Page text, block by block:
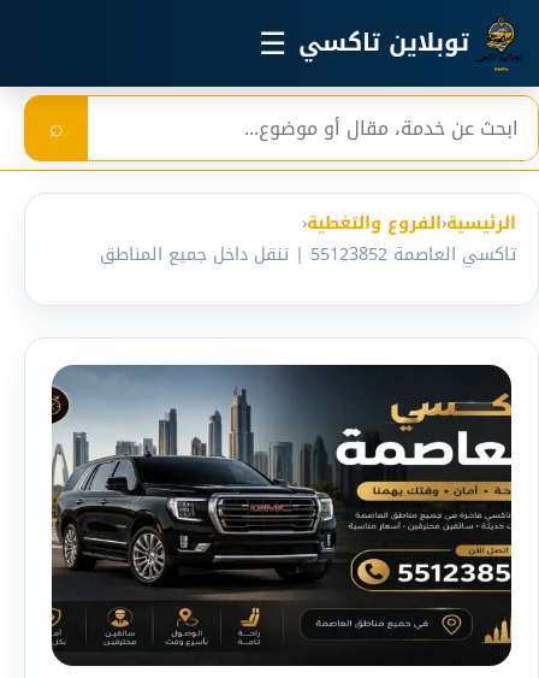
تخطي إلى المحتوى الرئيسي
توبلاين تاكسي ☰
بحث ⌕
الرئيسية‹الفروع والتغطية‹
تاكسي العاصمة 55123852 | تنقل داخل جميع المناطق